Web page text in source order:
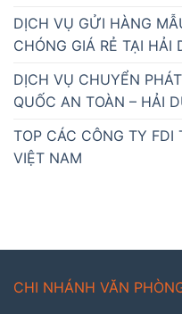
DỊCH VỤ GỬI HÀNG
CHÓNG GIÁ RẺ TẠI HẢI
DỊCH VỤ CHUYỂN
QUỐC AN TOÀN – HẢI
TOP CÁC CÔNG TY FDI
VIỆT NAM
CHI NHÁNH VĂN